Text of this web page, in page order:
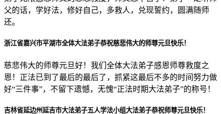
父的话，学好法，修好自己，多救人，兑现誓约，圆满随师
还。
浙江省嘉兴市平湖市全体大法弟子恭祝慈悲伟大的师尊元旦快乐！
慈悲伟大的师尊元旦好！我们全体大法弟子感恩师尊救度之
恩！正法已到了最后的最后了，抓紧这最后不多的时间努力做
好“三件事”，不留下遗憾，无愧“正法时期大法弟子”的称号！
吉林省延边州延吉市大法弟子五人学法小组大法弟子恭祝师尊元旦快乐！